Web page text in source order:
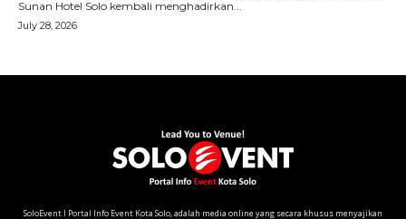
SoloEvent I Portal Info Event Kota Solo, adalah media online yang secara khusus menyajikan